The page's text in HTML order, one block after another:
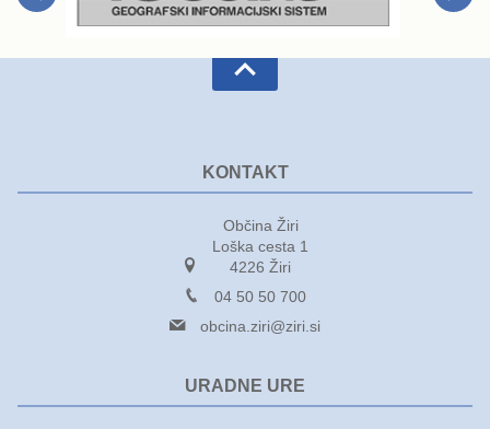
KONTAKT
Občina Žiri
Loška cesta 1
4226 Žiri
04 50 50 700
obcina.ziri@ziri.si
URADNE URE